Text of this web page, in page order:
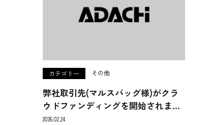
カテゴリー その他
弊社取引先(マルスバッグ様)がクラ
ウドファンディングを開始されま…
2026.02.24